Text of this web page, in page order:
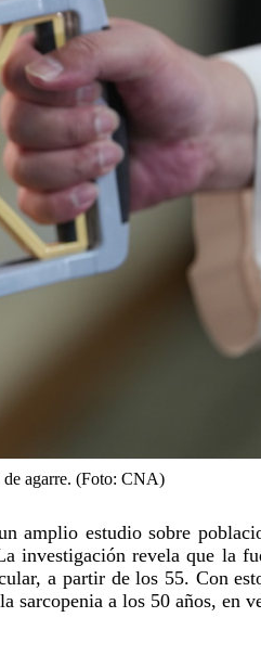
de agarre. (Foto: CNA)
amplio estudio sobre
investigación revela que la
a partir de los 55. Con
sarcopenia a los 50 años, en